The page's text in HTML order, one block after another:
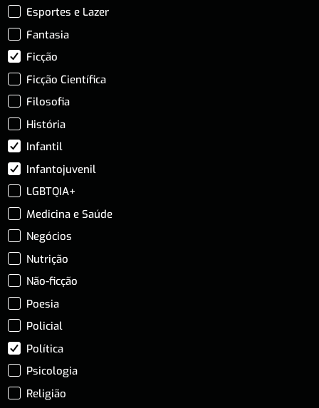
Esportes e Lazer
Fantasia
Ficção
Ficção Científica
Filosofia
História
Infantil
Infantojuvenil
LGBTQIA+
Medicina e Saúde
Negócios
Nutrição
Não-ficção
Poesia
Policial
Política
Psicologia
Religião